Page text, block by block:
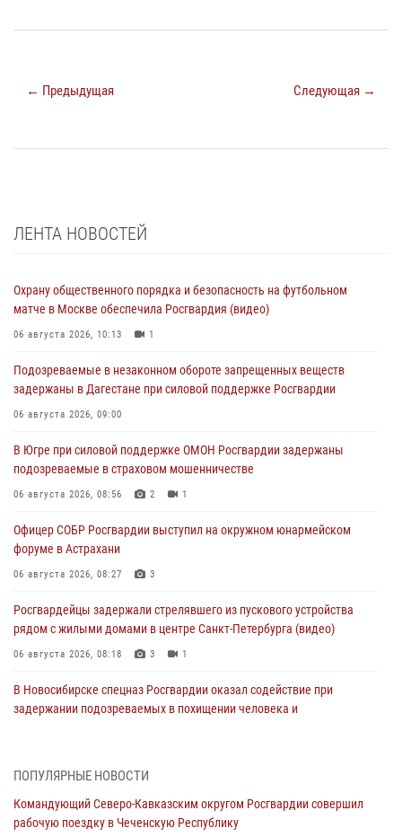
← Предыдущая Следующая →
ЛЕНТА НОВОСТЕЙ
Охрану общественного порядка и безопасность на футбольном
матче в Москве обеспечила Росгвардия (видео)
06 августа 2026, 10:13 1
Подозреваемые в незаконном обороте запрещенных веществ
задержаны в Дагестане при силовой поддержке Росгвардии
06 августа 2026, 09:00
В Югре при силовой поддержке ОМОН Росгвардии задержаны
подозреваемые в страховом мошенничестве
06 августа 2026, 08:56 2 1
Офицер СОБР Росгвардии выступил на окружном юнармейском
форуме в Астрахани
06 августа 2026, 08:27 3
Росгвардейцы задержали стрелявшего из пускового устройства
рядом с жилыми домами в центре Санкт-Петербурга (видео)
06 августа 2026, 08:18 3 1
В Новосибирске спецназ Росгвардии оказал содействие при
задержании подозреваемых в похищении человека и
правопорядок при проведении матча Кубка России по футболу в
Санкт-Петербурге
ПОПУЛЯРНЫЕ НОВОСТИ
Командующий Северо-Кавказским округом Росгвардии совершил
рабочую поездку в Чеченскую Республику